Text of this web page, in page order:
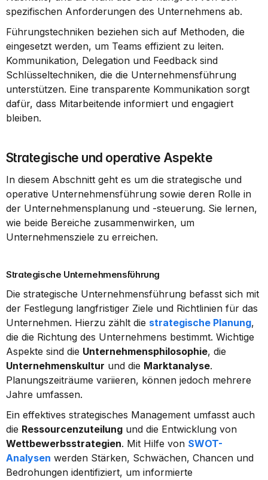
spezifischen Anforderungen des Unternehmens ab.
Führungstechniken beziehen sich auf Methoden, die
eingesetzt werden, um Teams effizient zu leiten.
Kommunikation, Delegation und Feedback sind
Schlüsseltechniken, die die Unternehmensführung
unterstützen. Eine transparente Kommunikation sorgt
dafür, dass Mitarbeitende informiert und engagiert
bleiben.
Strategische und operative Aspekte
In diesem Abschnitt geht es um die strategische und
operative Unternehmensführung sowie deren Rolle in
der Unternehmensplanung und -steuerung. Sie lernen,
wie beide Bereiche zusammenwirken, um
Unternehmensziele zu erreichen.
Strategische Unternehmensführung
Die strategische Unternehmensführung befasst sich mit
der Festlegung langfristiger Ziele und Richtlinien für das
Unternehmen. Hierzu zählt die strategische Planung,
die die Richtung des Unternehmens bestimmt. Wichtige
Aspekte sind die Unternehmensphilosophie
Unternehmenskultur und die Marktanalyse.
Planungszeiträume variieren, können jedoch mehrere
Jahre umfassen.
Ein effektives strategisches Management umfasst auch
die Ressourcenzuteilung
Wettbewerbsstrategien. Mit Hilfe von SWOT-
Analysen werden Stärken, Schwächen, Chancen und
Bedrohungen identifiziert, um informierte